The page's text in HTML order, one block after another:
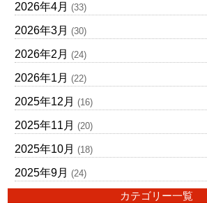
2026年4月 (33)
2026年3月 (30)
2026年2月 (24)
2026年1月 (22)
2025年12月 (16)
2025年11月 (20)
2025年10月 (18)
2025年9月 (24)
カテゴリー一覧